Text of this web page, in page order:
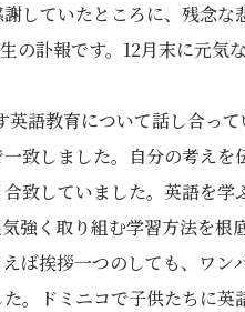
していたところに、残念
訃報です。12月末に元気
語教育について話し合っ
致しました。自分の考え
致していました。英語を
強く取り組む学習方法を根
ば挨拶一つのしても、ワン
。ドミニコで子供たちに